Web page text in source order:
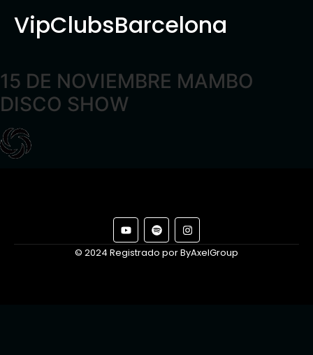
VipClubsBarcelona
15 DE NOVIEMBRE MAMBO
DISCO SHOW
© 2024 Registrado por ByAxelGroup